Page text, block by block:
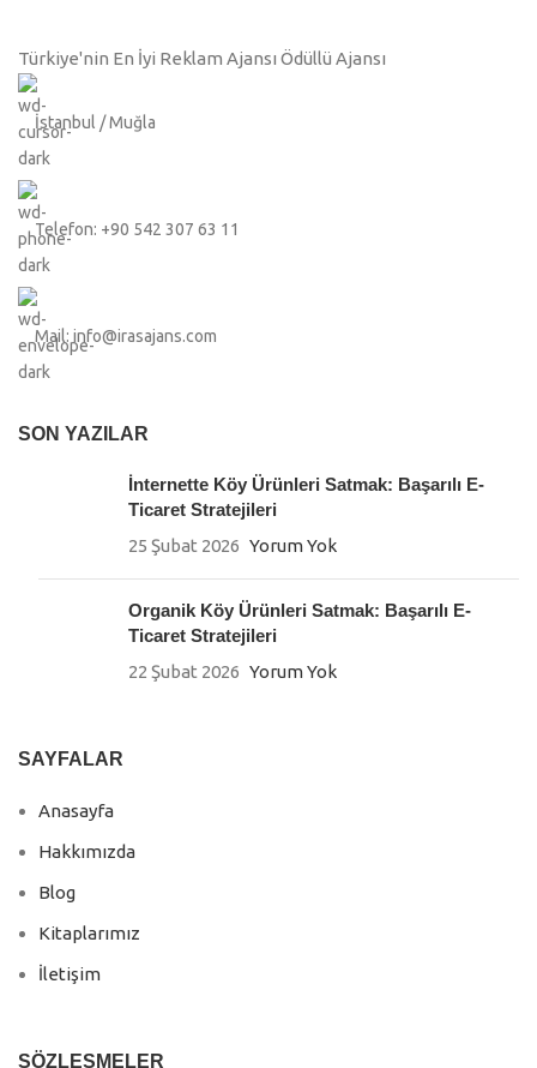
Türkiye'nin En İyi Reklam Ajansı Ödüllü Ajansı
İstanbul / Muğla
Telefon: +90 542 307 63 11
Mail: info@irasajans.com
SON YAZILAR
İnternette Köy Ürünleri Satmak: Başarılı E-
Ticaret Stratejileri
25 Şubat 2026 Yorum Yok
Organik Köy Ürünleri Satmak: Başarılı E-
Ticaret Stratejileri
22 Şubat 2026 Yorum Yok
SAYFALAR
Anasayfa
Hakkımızda
Blog
Kitaplarımız
İletişim
SÖZLEŞMELER